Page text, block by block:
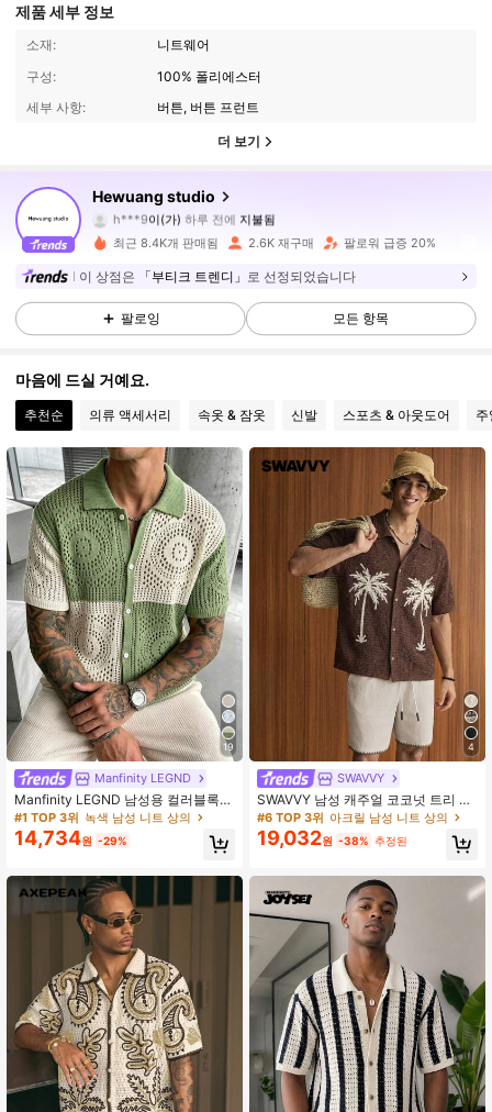
제품 세부 정보
소재:
니트웨어
구성:
100% 폴리에스터
세부 사항:
버튼, 버튼 프런트
더 보기
Hewuang studio
4.87
16K 팔로워
h***9이(가) 하루 전에 지불됨
4.87 16K 팔로워
4.87 16K 팔로워
4.87 16K 팔로워
4.87 16K 팔로워
4.87 16K 팔로워
4.87 16K 팔로워
16K 팔로워
4.87
최근 8.4K개 판매됨 2.6K 재구매 팔로워 급증 20%
이 상점은 「부티크 트렌디」 로 선정되었습니다
팔로잉 모든 항목
마음에 드실 거예요.
추천순 의류 액세서리 속옷 & 잠옷 신발 스포츠 & 아웃도어
19
Manfinity LEGND
Manfinity LEGND 남성용 컬러블록
싱글브레스트 캐주얼 다용도 일상 니
트 탑
#1 TOP 3위 녹색 남성 니트 상의
14,734원 -29%
4
SWAVVY
SWAVVY 남성 캐주얼 코코넛 트리 자
수 니트 탑, 열대 휴가, 하와이안
#6 TOP 3위 아크릴 남성 니트 상의
19,032원 -38% 추정된